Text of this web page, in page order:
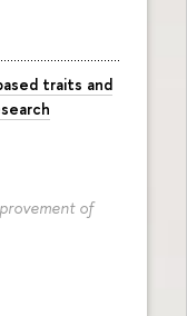
traits and
of